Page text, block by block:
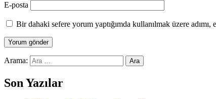
E-posta
Bir dahaki sefere yorum yaptığımda kullanılmak üzere
Arama:
Son Yazılar